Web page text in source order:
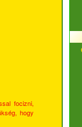
focizni,
hogy